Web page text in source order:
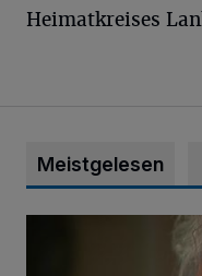
Heimatkreises
Meistgelesen
Konrad Beikircher